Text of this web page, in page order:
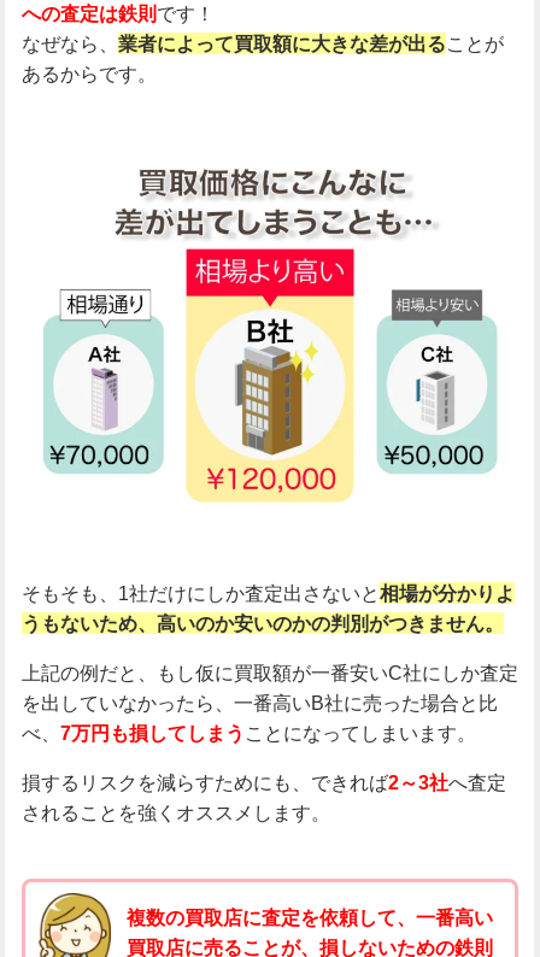
への査定は鉄則 です！
なぜなら、 業者によって買取額に大きな差が出る ことが
あるからです。
そもそも、1社だけにしか査定出さないと相場が分かりよ
うもないため、高いのか安いのかの判別がつきません。
上記の例だと、もし仮に買取額が一番安いC社にしか査定
を出していなかったら、一番高いB社に売った場合と比
べ、 7万円も損してしまう ことになってしまいます。
損するリスクを減らすためにも、できれば2～3社へ査定
されることを強くオススメします。
複数の買取店に査定を依頼して、一番高い
買取店に売ることが、損しないための鉄則